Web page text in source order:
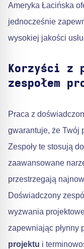
Ameryka Łacińska
jednocześnie
wysokiej jakości
Korzyści z
zespołem
Praca z
gwarantuje, że Twój
Zespoły te stosują
zaawansowane
przestrzegają
Doświadczony
wyzwania
zapewniając płynny
projektu i